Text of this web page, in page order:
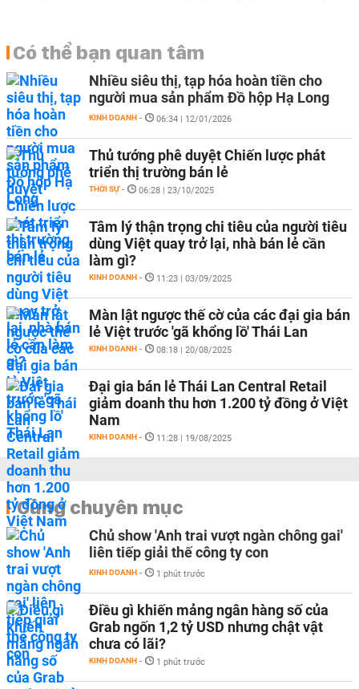
Có thể bạn quan tâm
Nhiều siêu thị, tạp hóa hoàn tiền cho
người mua sản phẩm Đồ hộp Hạ Long
KINH DOANH - 06:34 | 12/01/2026
Thủ tướng phê duyệt Chiến lược phát
triển thị trường bán lẻ
THỜI SỰ - 06:28 | 23/10/2025
Tâm lý thận trọng chi tiêu của người tiêu
dùng Việt quay trở lại, nhà bán lẻ cần
làm gì?
KINH DOANH - 11:23 | 03/09/2025
Màn lật ngược thế cờ của các đại gia bán
lẻ Việt trước 'gã khổng lồ' Thái Lan
KINH DOANH - 08:18 | 20/08/2025
Đại gia bán lẻ Thái Lan Central Retail
giảm doanh thu hơn 1.200 tỷ đồng ở Việt
Nam
KINH DOANH - 11:28 | 19/08/2025
Cùng chuyên mục
Chủ show 'Anh trai vượt ngàn chông gai'
liên tiếp giải thế công ty con
KINH DOANH - 1 phút trước
Điều gì khiến mảng ngân hàng số của
Grab ngốn 1,2 tỷ USD nhưng chật vật
chưa có lãi?
KINH DOANH - 1 phút trước